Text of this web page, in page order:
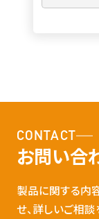
CONTACT
お問い合
製品に関する内
せ、詳しいご相